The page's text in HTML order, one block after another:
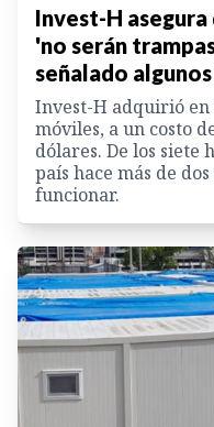
Invest-H
'no serán
señalado
Invest-H adquirió
móviles, a un costo
dólares. De los siete
país hace más de
funcionar.